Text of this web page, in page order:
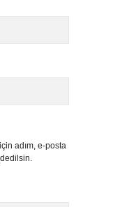
adım, e-posta